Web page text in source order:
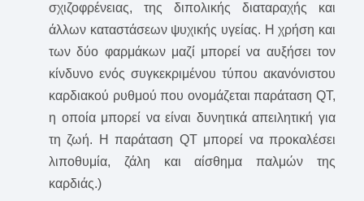
σχιζοφρένειας, της διπολικής διαταραχής και
άλλων καταστάσεων ψυχικής υγείας. Η χρήση και
των δύο φαρμάκων μαζί μπορεί να αυξήσει τον
κίνδυνο ενός συγκεκριμένου τύπου ακανόνιστου
καρδιακού ρυθμού που ονομάζεται παράταση QT,
η οποία μπορεί να είναι δυνητικά απειλητική για
τη ζωή. Η παράταση QT μπορεί να προκαλέσει
λιποθυμία, ζάλη και αίσθημα παλμών της
καρδιάς.)